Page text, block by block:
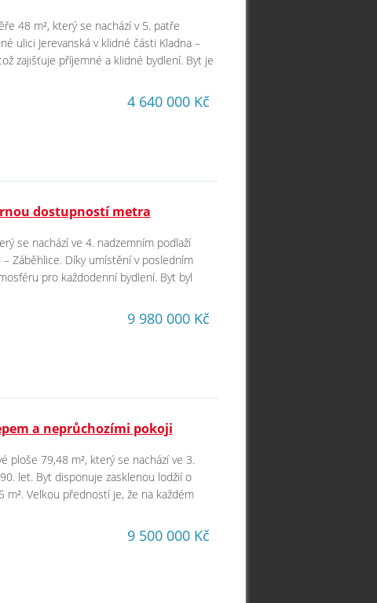
48 m², který se nachází v 5. patře
ulici Jerevanská v klidné části Kladna –
zajišťuje příjemné a klidné bydlení. Byt je
4 640 000 Kč
dostupností metra
se nachází ve 4. nadzemním podlaží
Záběhlice. Díky umístění v posledním
pro každodenní bydlení. Byt byl
9 980 000 Kč
a neprůchozími pokoji
ploše 79,48 m², který se nachází ve 3.
let. Byt disponuje zasklenou lodžií o
Velkou předností je, že na každém
9 500 000 Kč